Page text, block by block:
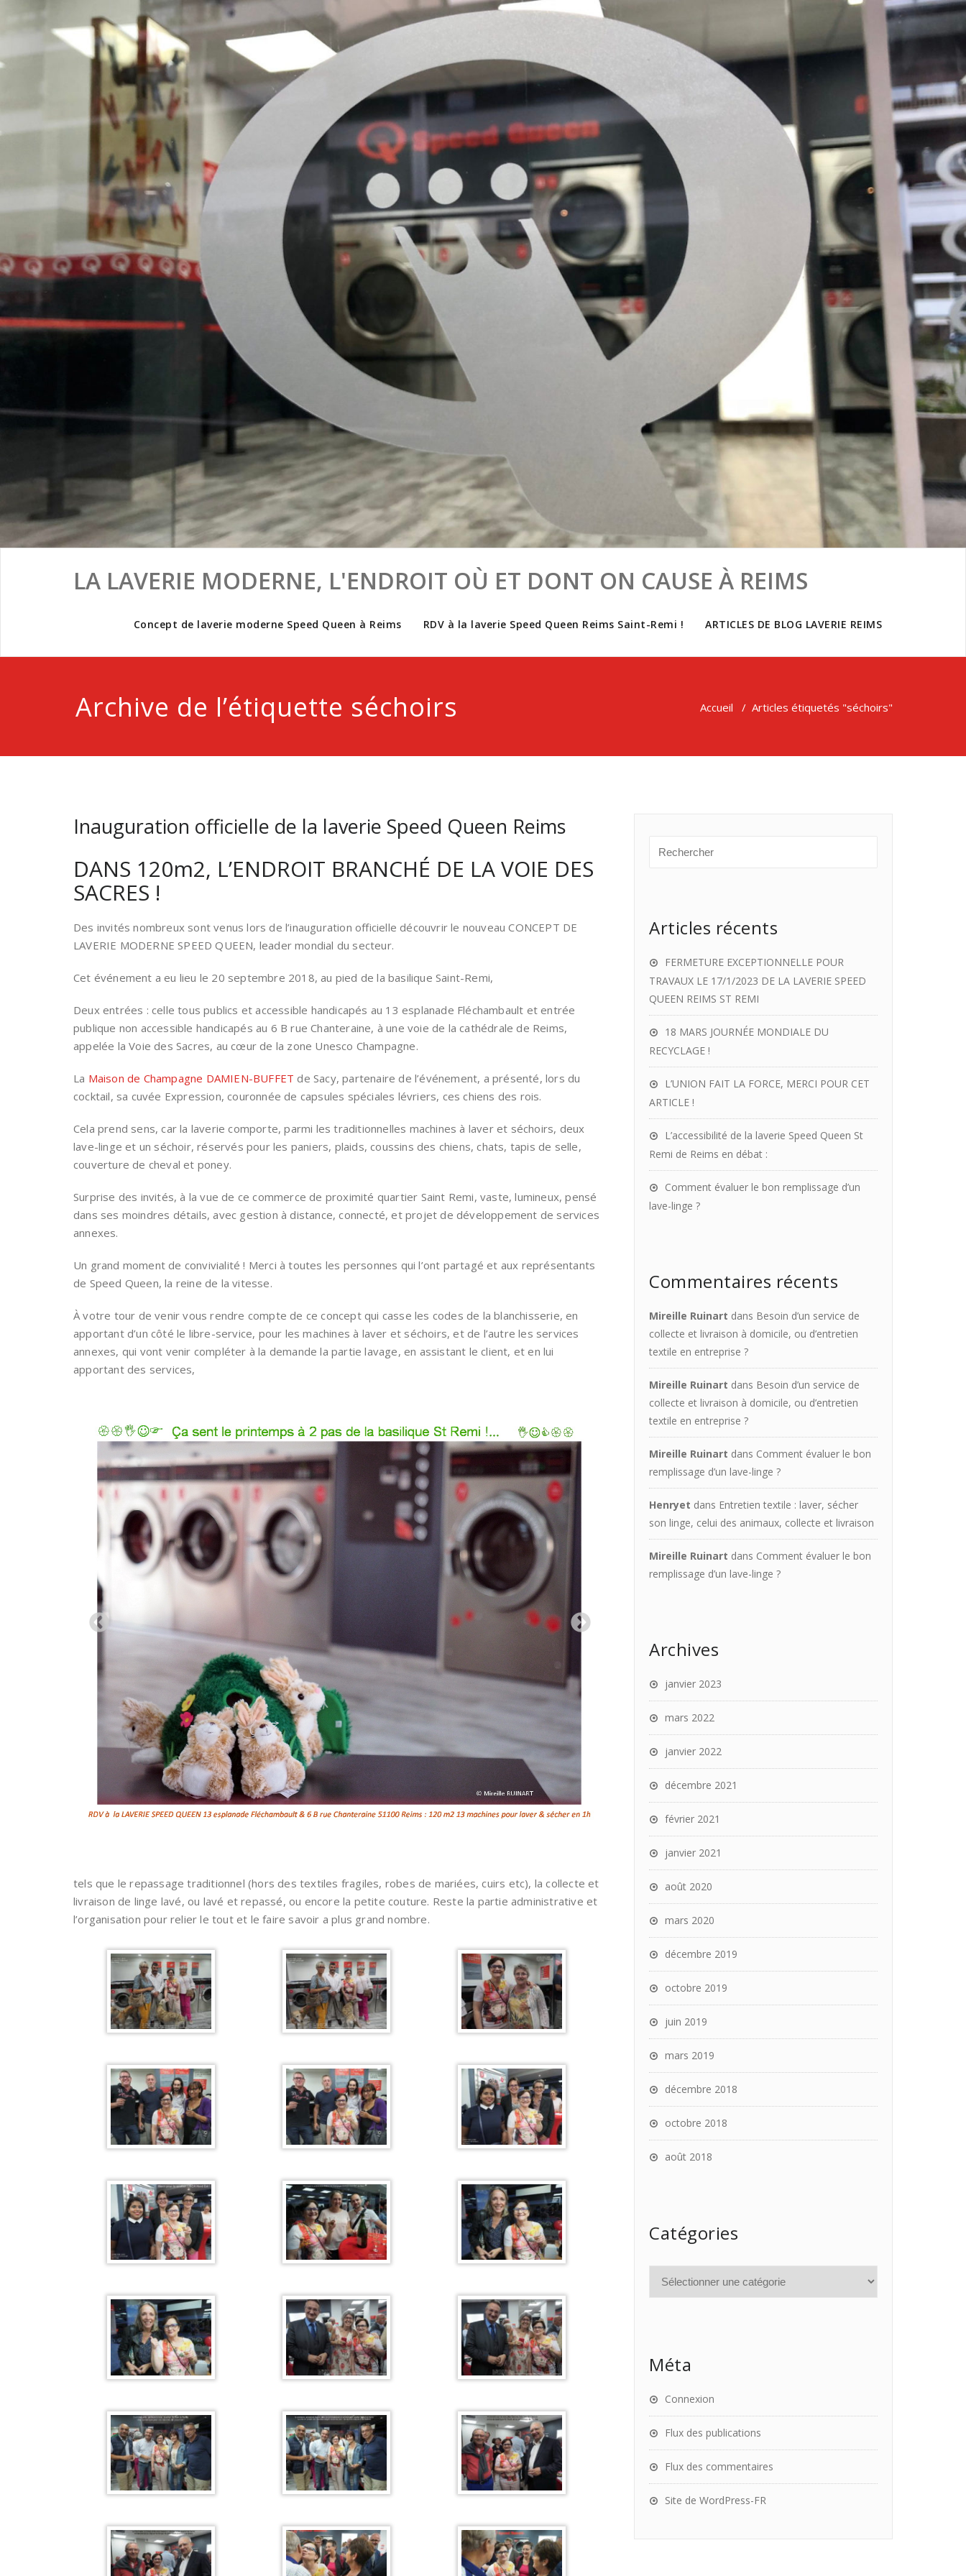
LA LAVERIE MODERNE, L'ENDROIT OÙ ET DONT ON CAUSE À REIMS
Concept de laverie moderne Speed Queen à Reims RDV à la laverie Speed Queen Reims Saint-Remi ! ARTICLES DE BLOG LAVERIE REIMS
Archive de l’étiquette séchoirs Accueil / Articles étiquetés "séchoirs"
Inauguration officielle de la laverie Speed Queen Reims
DANS 120m2, L’ENDROIT BRANCHÉ DE LA VOIE DES
SACRES !
Des invités nombreux sont venus lors de l’inauguration officielle découvrir le nouveau CONCEPT DE
LAVERIE MODERNE SPEED QUEEN, leader mondial du secteur.
Cet événement a eu lieu le 20 septembre 2018, au pied de la basilique Saint-Remi,
Deux entrées : celle tous publics et accessible handicapés au 13 esplanade Fléchambault et entrée
publique non accessible handicapés au 6 B rue Chanteraine, à une voie de la cathédrale de Reims,
appelée la Voie des Sacres, au cœur de la zone Unesco Champagne.
La Maison de Champagne DAMIEN-BUFFET de Sacy, partenaire de l’événement, a présenté, lors du
cocktail, sa cuvée Expression, couronnée de capsules spéciales lévriers, ces chiens des rois.
Cela prend sens, car la laverie comporte, parmi les traditionnelles machines à laver et séchoirs, deux
lave-linge et un séchoir, réservés pour les paniers, plaids, coussins des chiens, chats, tapis de selle,
couverture de cheval et poney.
Surprise des invités, à la vue de ce commerce de proximité quartier Saint Remi, vaste, lumineux, pensé
dans ses moindres détails, avec gestion à distance, connecté, et projet de développement de services
annexes.
Un grand moment de convivialité ! Merci à toutes les personnes qui l’ont partagé et aux représentants
de Speed Queen, la reine de la vitesse.
À votre tour de venir vous rendre compte de ce concept qui casse les codes de la blanchisserie, en
apportant d’un côté le libre-service, pour les machines à laver et séchoirs, et de l’autre les services
annexes, qui vont venir compléter à la demande la partie lavage, en assistant le client, et en lui
apportant des services,
tels que le repassage traditionnel (hors des textiles fragiles, robes de mariées, cuirs etc), la collecte et
livraison de linge lavé, ou lavé et repassé, ou encore la petite couture. Reste la partie administrative et
l’organisation pour relier le tout et le faire savoir a plus grand nombre.
Articles récents
FERMETURE EXCEPTIONNELLE POUR
TRAVAUX LE 17/1/2023 DE LA LAVERIE SPEED
QUEEN REIMS ST REMI
18 MARS JOURNÉE MONDIALE DU
RECYCLAGE !
L’UNION FAIT LA FORCE, MERCI POUR CET
ARTICLE !
L’accessibilité de la laverie Speed Queen St
Remi de Reims en débat :
Comment évaluer le bon remplissage d’un
lave-linge ?
Commentaires récents
Mireille Ruinart dans Besoin d’un service de
collecte et livraison à domicile, ou d’entretien
textile en entreprise ?
Mireille Ruinart dans Besoin d’un service de
collecte et livraison à domicile, ou d’entretien
textile en entreprise ?
Mireille Ruinart dans Comment évaluer le bon
remplissage d’un lave-linge ?
Henryet dans Entretien textile : laver, sécher
son linge, celui des animaux, collecte et livraison
Mireille Ruinart dans Comment évaluer le bon
remplissage d’un lave-linge ?
Archives
janvier 2023
mars 2022
janvier 2022
décembre 2021
février 2021
janvier 2021
août 2020
mars 2020
décembre 2019
octobre 2019
juin 2019
mars 2019
décembre 2018
octobre 2018
août 2018
Catégories
Méta
Connexion
Flux des publications
Flux des commentaires
Site de WordPress-FR